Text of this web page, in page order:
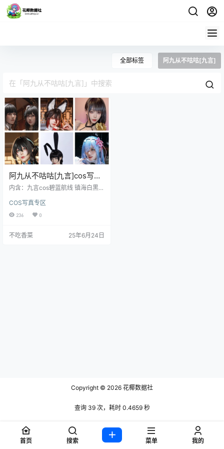
全部标签 阿九从不咕咕[九言]
阿九从不咕咕[九言]cos写真
合集
内含：九言cos碧蓝航线 镇海白黒双
的秘诀+竞泳+卡芙卡+雷姆+卯月桃
子+阮梅+太太+停云+NIKKE 胜利女
COS写真专区
236 0
不吃香菜 25年6月24日
Copyright © 2026 花椰数据社
查询 39 次，耗时 0.4659 秒
首页 搜索 菜单 我的